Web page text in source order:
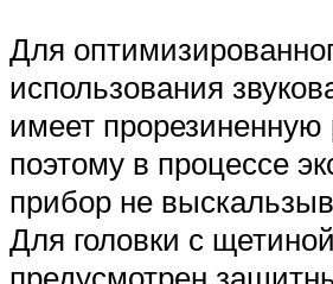
Для
использования
имеет прорезиненную
поэтому в процессе
прибор не
Для головки с щетиной
предусмотрен